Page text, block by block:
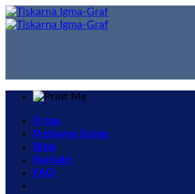
Skip
to
O nas
Poslovne Enote
Blog
Kontakt
FAQ